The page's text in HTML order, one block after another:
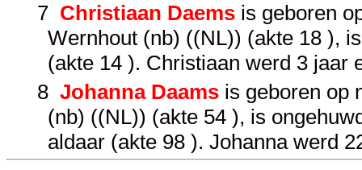
7 Christiaan Daems is geboren
Wernhout (nb) ((NL)) (akte 18 ),
(akte 14 ). Christiaan werd 3 jaar
8 Johanna Daams is geboren op
(nb) ((NL)) (akte 54 ), is
aldaar (akte 98 ). Johanna werd